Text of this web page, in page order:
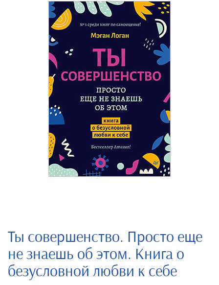
Ты совершенство. Просто еще
не знаешь об этом. Книга о
безусловной любви к себе